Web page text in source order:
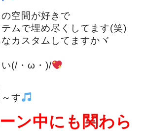
空間が好きで
ムで埋め尽くしてます(笑)
カスタムしてますかヾ
い(/・ω・)/
す
ン中にも関わら